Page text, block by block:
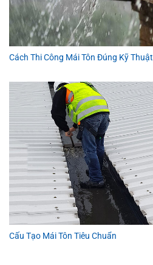
Cách Thi Công Mái Tôn Đúng Kỹ Thuật
Cấu Tạo Mái Tôn Tiêu Chuẩn